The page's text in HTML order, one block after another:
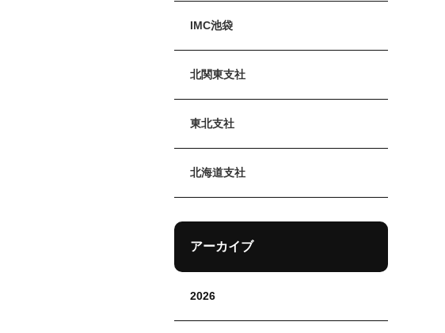
IMC池袋
北関東支社
東北支社
北海道支社
アーカイブ
2026